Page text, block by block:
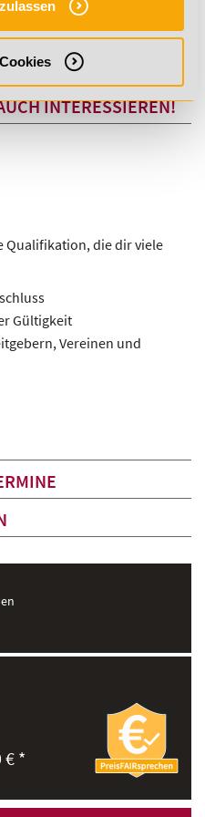
EINER C-LIZENZ -
INTERESSIEREN!
Qualifikation, die dir viele
Gültigkeit
Vereinen und
€ *